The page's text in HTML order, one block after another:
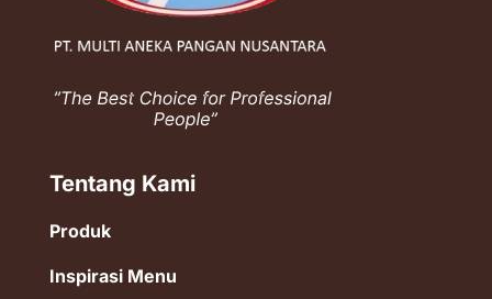
Tentang Kami
Produk
Inspirasi Menu